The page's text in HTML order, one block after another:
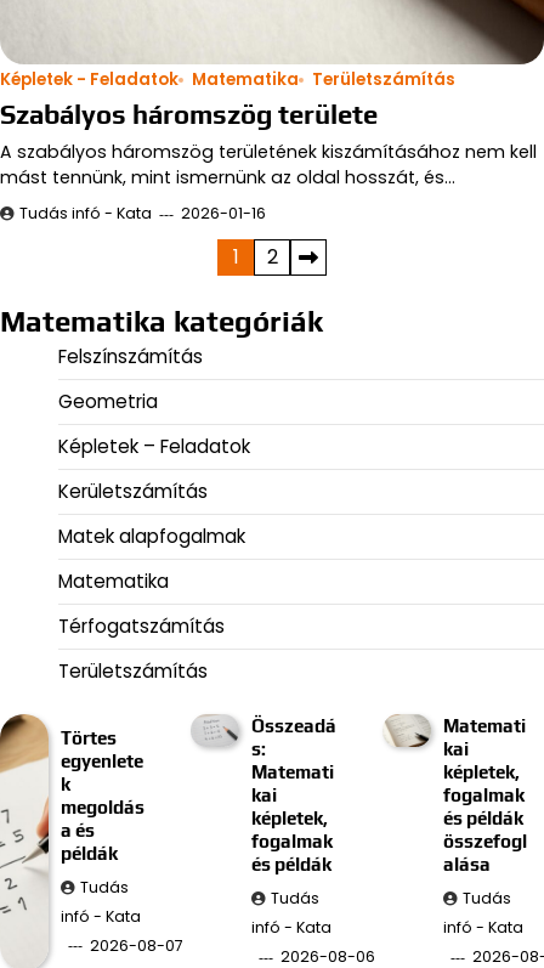
Képletek - Feladatok Matematika Területszámítás
Szabályos háromszög területe
A szabályos háromszög területének kiszámításához nem kell
mást tennünk, mint ismernünk az oldal hosszát, és…
Tudás infó - Kata 2026-01-16
1 2
Matematika kategóriák
Felszínszámítás
Geometria
Képletek – Feladatok
Kerületszámítás
Matek alapfogalmak
Matematika
Térfogatszámítás
Területszámítás
Törtes
egyenlete
k
megoldás
a és
példák
Tudás
infó - Kata
2026-08-07
Összeadá
s:
Matemati
kai
képletek,
fogalmak
és példák
Tudás
infó - Kata
2026-08-06
Matemati
kai
képletek,
fogalmak
és példák
összefogl
alása
Tudás
infó - Kata
2026-